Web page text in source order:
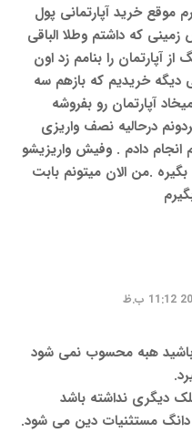
موقع خرید آپارتمانی پول
که داشتم وطلا الباقی
آپارتمان را بنامم زد اون
دیگه خریدیم که بازهم سه
آپارتمان رو بفروشه
درحالیه نصف واریزی
انجام دادم . وفیش واریزیشو
.من الان میتونم بابت
باشید هبه محسوب نمی شود
دیگری نداشته باشد
دانگ مستثنیات دین می شود.